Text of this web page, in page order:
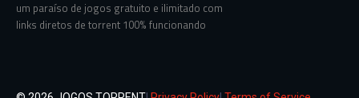
um paraíso de jogos gratuito e ilimitado com
links diretos de torrent 100% funcionando